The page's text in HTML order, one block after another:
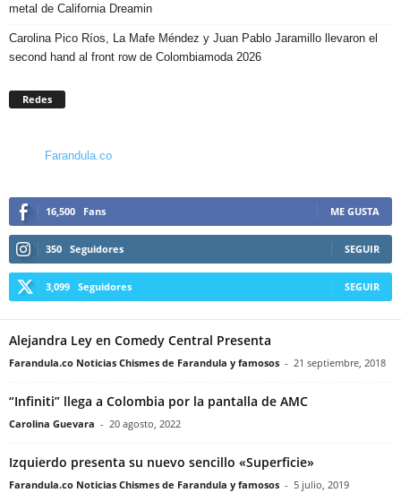
metal de California Dreamin
Carolina Pico Ríos, La Mafe Méndez y Juan Pablo Jaramillo llevaron el
second hand al front row de Colombiamoda 2026
Redes
Farandula.co
16,500 Fans ME GUSTA
350 Seguidores SEGUIR
3,099 Seguidores SEGUIR
Alejandra Ley en Comedy Central Presenta
Farandula.co Noticias Chismes de Farandula y famosos - 21 septiembre, 2018
“Infiniti” llega a Colombia por la pantalla de AMC
Carolina Guevara - 20 agosto, 2022
Izquierdo presenta su nuevo sencillo «Superficie»
Farandula.co Noticias Chismes de Farandula y famosos - 5 julio, 2019